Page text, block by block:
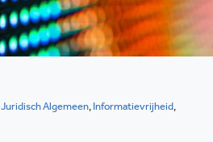
Juridisch Algemeen, Informatievrijheid,